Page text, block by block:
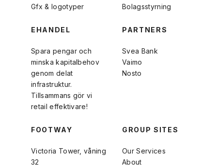
Gfx & logotyper
Bolagsstyrning
EHANDEL
Spara pengar och
minska kapitalbehov
genom delat
infrastruktur.
Tillsammans gör vi
retail effektivare!
PARTNERS
Svea Bank
Vaimo
Nosto
FOOTWAY
Victoria Tower, våning
32
GROUP SITES
Our Services
About